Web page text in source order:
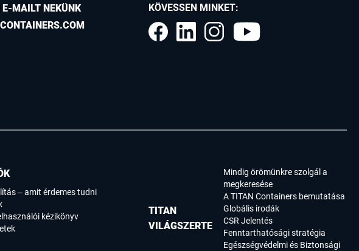
E-MAILT NEKÜNK
KÖVESSEN MINKET:
TITAN
VILÁGSZERTE
Mindig örömünkre szolgál a
megkeresése
A TITAN Containers bemutatása
Globális irodák
CSR Jelentés
Fenntarthatósági stratégia
Egészségvédelmi és Biztonsági
– amit érdemes tudni
kézikönyv